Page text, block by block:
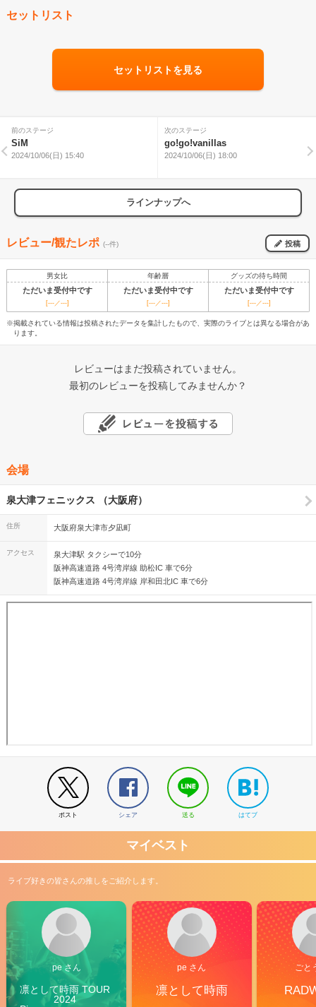
セットリスト
セットリストを見る
前のステージ
SiM
2024/10/06(日) 15:40
次のステージ
go!go!vanillas
2024/10/06(日) 18:00
ラインナップへ
レビュー/観たレポ (--件) 投稿
男女比 年齢層 グッズの待ち時間
ただいま受付中です ただいま受付中です ただいま受付中です
[---／---] [---／---] [---／---]
※掲載されている情報は投稿されたデータを集計したもので、実際のライブとは異なる場合があ
ります。
レビューはまだ投稿されていません。
最初のレビューを投稿してみませんか？
会場
泉大津フェニックス （大阪府）
住所 大阪府泉大津市夕凪町
アクセス
泉大津駅 タクシーで10分
阪神高速道路 4号湾岸線 助松IC 車で6分
阪神高速道路 4号湾岸線 岸和田北IC 車で6分
ポスト シェア 送る はてブ
マイベスト
ライブ好きの皆さんの推しをご紹介します。
pe さん
凛として時雨 TOUR
2024
pe さん
凛として時雨
ごと